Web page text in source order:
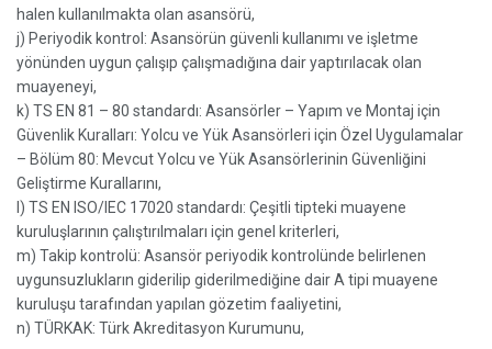
halen kullanılmakta olan asansörü,
j) Periyodik kontrol: Asansörün güvenli kullanımı ve işletme
yönünden uygun çalışıp çalışmadığına dair yaptırılacak olan
muayeneyi,
k) TS EN 81 – 80 standardı: Asansörler – Yapım ve Montaj için
Güvenlik Kuralları: Yolcu ve Yük Asansörleri için Özel Uygulamalar
– Bölüm 80: Mevcut Yolcu ve Yük Asansörlerinin Güvenliğini
Geliştirme Kurallarını,
l) TS EN ISO/IEC 17020 standardı: Çeşitli tipteki muayene
kuruluşlarının çalıştırılmaları için genel kriterleri,
m) Takip kontrolü: Asansör periyodik kontrolünde belirlenen
uygunsuzlukların giderilip giderilmediğine dair A tipi muayene
kuruluşu tarafından yapılan gözetim faaliyetini,
n) TÜRKAK: Türk Akreditasyon Kurumunu,